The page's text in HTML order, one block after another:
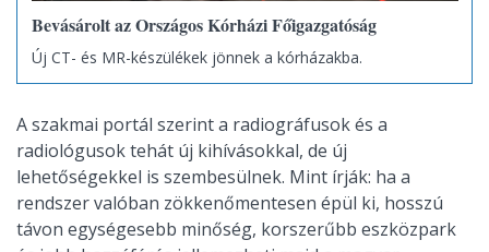
Bevásárolt az Országos Kórházi Főigazgatóság
Új CT- és MR-készülékek jönnek a kórházakba.
A szakmai portál szerint a radiográfusok és a
radiológusok tehát új kihívásokkal, de új
lehetőségekkel is szembesülnek. Mint írják: ha a
rendszer valóban zökkenőmentesen épül ki, hosszú
távon egységesebb minőség, korszerűbb eszközpark